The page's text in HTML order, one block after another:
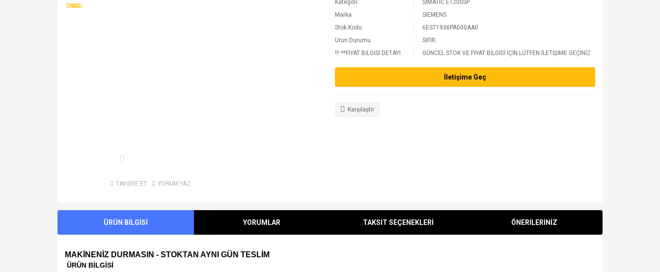
TAVSİYE ET YORUM YAZ
Kategori
SIMATIC ET200SP
Marka
SIEMENS
Stok Kodu
6ES71936PA000AA0
Urun Durumu
SIFIR
!!! **FIYAT BILGISI DETAYI
GÜNCEL STOK VE FİYAT BİLGİSİ İÇİN LÜTFEN İLETİŞİME GEÇİNİZ
İletişime Geç
Karşılaştır
ÜRÜN BİLGİSİ YORUMLAR TAKSİT SEÇENEKLERİ ÖNERİLERİNİZ
MAKİNENİZ DURMASIN - STOKTAN AYNI GÜN TESLİM
ÜRÜN BİLGİSİ